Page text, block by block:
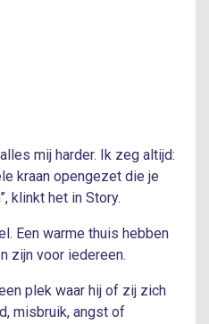
mij harder. Ik zeg altijd:
kraan opengezet die je
klinkt het in Story.
Een warme thuis hebben
zijn voor iedereen.
plek waar hij of zij zich
misbruik, angst of